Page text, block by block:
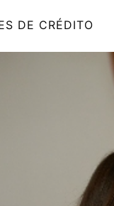
DE CRÉDITO